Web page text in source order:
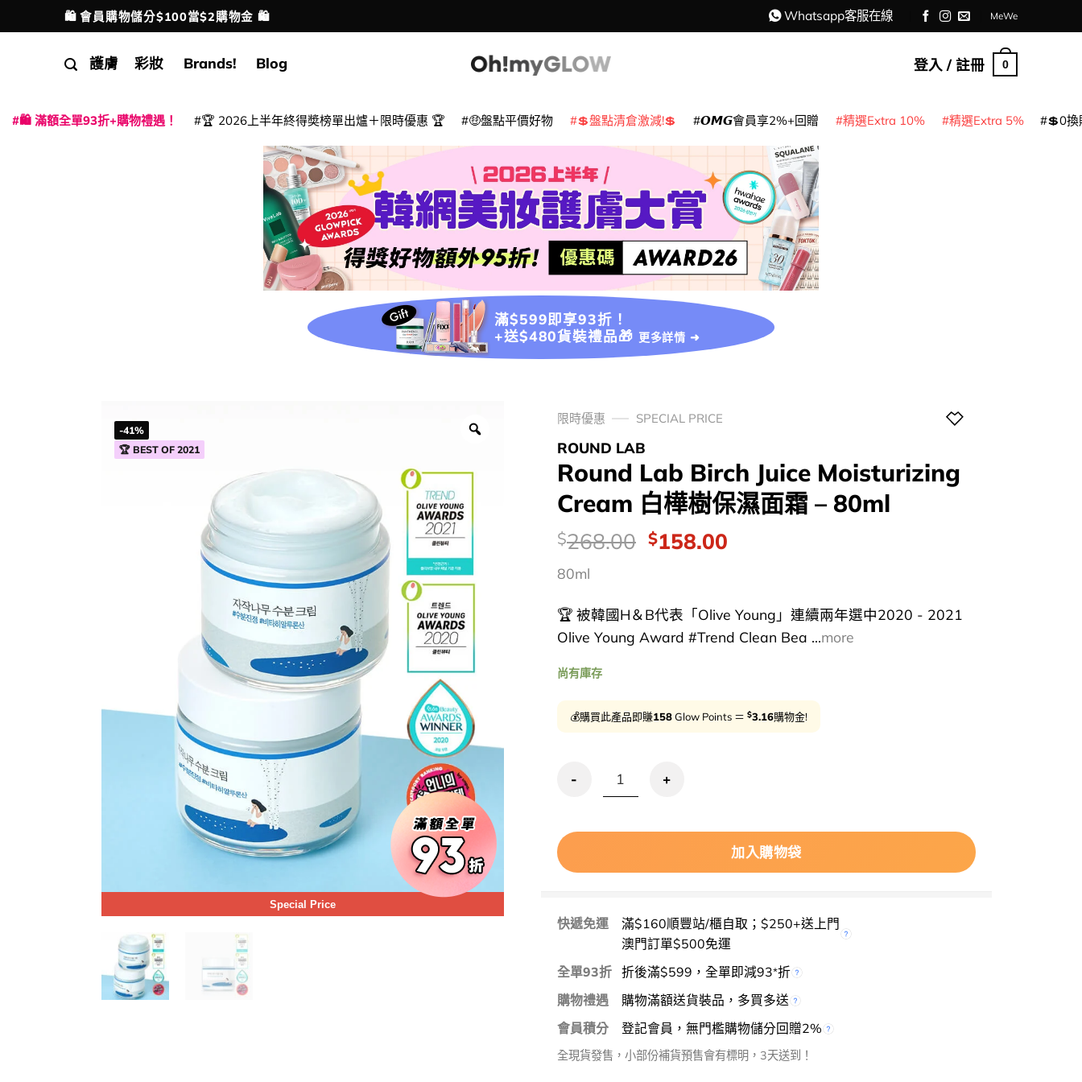
to
配送港澳
🛍️ 會員購物儲分$100當$2購物金 🛍️ Whatsapp客服在線 MeWe
護膚 彩妝 Brands! Blog 登入 / 註冊 0
🛍️ 滿額全單93折+購物禮遇！ 🏆 2026上半年終得奬榜單出爐＋限時優惠 🏆 🤑盤點平價好物 💲盤點清倉激減!💲 𝙊𝙈𝙂會員享2%+回贈 精選Extra 10% 精選Extra 5% 💲0換
滿$599即享93折！
+送$480貨裝禮品🎁 更多詳情 ➜
-41%
🏆 BEST OF 2021
Special Price
限時優惠 SPECIAL PRICE
ROUND LAB
Round Lab Birch Juice Moisturizing
Cream 白樺樹保濕面霜 – 80ml
價
$268.00 Original
$268.00.
$158.00Current
$158.00.
80ml
🏆 被韓國H＆B代表「Olive Young」連續兩年選中2020 - 2021
Olive Young Award #Trend Clean Bea ...more
尚有庫存
💰購買此產品即賺158Glow Points ＝ $3.16購物金!
Round Lab Birch Juice Moisturizing Cream 白樺樹保濕面霜 – 80ml 數量
加入購物袋
快遞免運
滿$160順豐站/櫃自取；$250+送上門
澳門訂單$500免運
全單93折 折後滿$599，全單即減93*折
購物禮遇
購物滿額送貨裝品，多買多送
會員積分
登記會員，無門檻購物儲分回贈2%
全現貨發售，小部份補貨預售會有標明，3天送到！